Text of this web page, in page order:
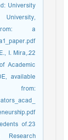
University
I. Mira,
Academic
available
from:
of
Research